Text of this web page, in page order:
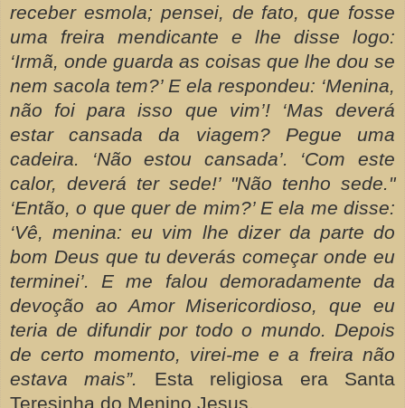
receber esmola; pensei, de fato, que fosse
uma freira mendicante e lhe disse logo:
‘Irmã, onde guarda as coisas que lhe dou se
nem sacola tem?’ E ela respondeu: ‘Menina,
não foi para isso que vim’! ‘Mas deverá
estar cansada da viagem? Pegue uma
cadeira. ‘Não estou cansada’. ‘Com este
calor, deverá ter sede!’ "Não tenho sede."
‘Então, o que quer de mim?’ E ela me disse:
‘Vê, menina: eu vim lhe dizer da parte do
bom Deus que tu deverás começar onde eu
terminei’. E me falou demoradamente da
devoção ao Amor Misericordioso, que eu
teria de difundir por todo o mundo. Depois
de certo momento, virei-me e a freira não
estava mais”.
Esta religiosa era Santa
Teresinha do Menino Jesus.